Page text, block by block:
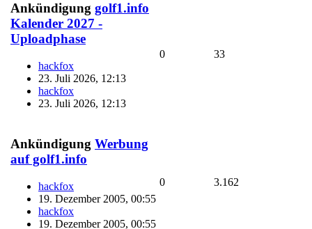
Ankündigung golf1.info
Kalender 2027 -
Uploadphase
hackfox
23. Juli 2026, 12:13
hackfox
23. Juli 2026, 12:13
0 33
Ankündigung Werbung
auf golf1.info
hackfox
19. Dezember 2005, 00:55
hackfox
19. Dezember 2005, 00:55
0 3.162